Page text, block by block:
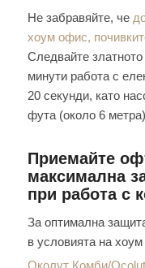
Не забравяйте, че
хоум офис,
Следвайте
минути работа с
20 секунди, като
фута (около 6
Приемайте
максимална
при работа с
За оптимална
в условията на